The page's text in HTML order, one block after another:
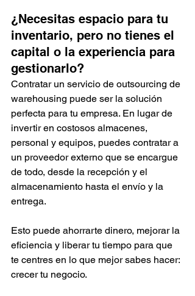
¿Necesitas espacio para tu
inventario, pero no tienes el
capital o la experiencia para
gestionarlo?
Contratar un servicio de outsourcing de
warehousing puede ser la solución
perfecta para tu empresa. En lugar de
invertir en costosos almacenes,
personal y equipos, puedes contratar a
un proveedor externo que se encargue
de todo, desde la recepción y el
almacenamiento hasta el envío y la
entrega.
Esto puede ahorrarte dinero, mejorar la
eficiencia y liberar tu tiempo para que
te centres en lo que mejor sabes hacer:
crecer tu negocio.